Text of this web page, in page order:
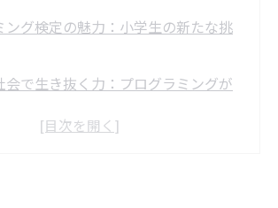
ング検定の魅力：小学生の新たな挑
会で生き抜く力：プログラミングが
未来を拓く！プログラミング教室の